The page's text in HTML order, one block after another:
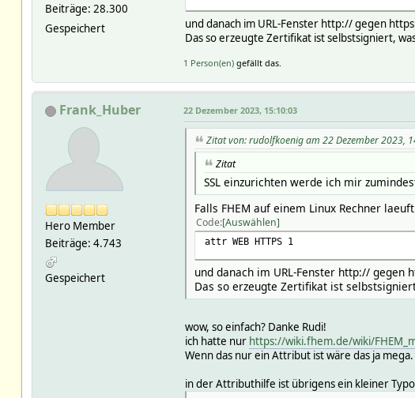
Beiträge: 28.300
Gespeichert
und danach im URL-Fenster http:// gegen
Das so erzeugte Zertifikat ist selbstsigniert,
1 Person(en)gefällt das.
Frank_Huber
Hero Member
Beiträge: 4.743
Gespeichert
22 Dezember 2023, 15:10:03
Zitat von: rudolfkoenig am 22 Dezember 2023,
Zitat
SSL einzurichten werde ich mir
Falls FHEM auf einem Linux Rechner
Code Auswählen
attr WEB HTTPS 1
und danach im URL-Fenster http:// gegen
Das so erzeugte Zertifikat ist
wow, so einfach? Danke Rudi!
ich hatte nur https://wiki.fhem.de/wiki/
Wenn das nur ein Attribut ist wäre das ja mega.
in der Attributhilfe ist übrigens ein kleiner